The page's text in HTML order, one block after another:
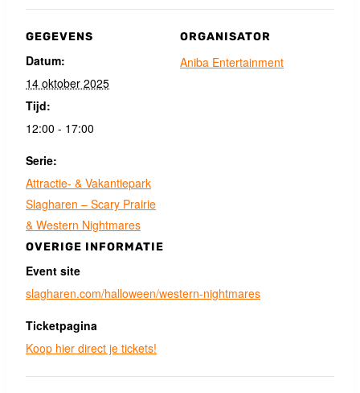
GEGEVENS
Datum:
14 oktober 2025
Tijd:
12:00 - 17:00
Serie:
Attractie- & Vakantiepark
Slagharen – Scary Prairie
& Western Nightmares
ORGANISATOR
Aniba Entertainment
OVERIGE INFORMATIE
Event site
slagharen.com/halloween/western-nightmares
Ticketpagina
Koop hier direct je tickets!